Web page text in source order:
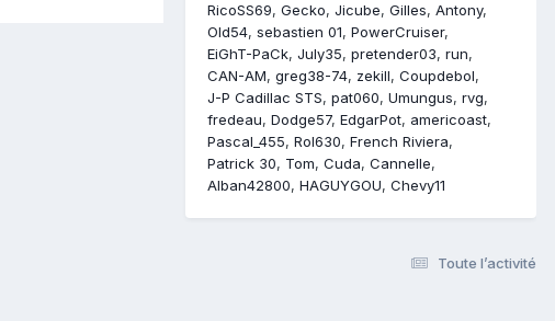
RicoSS69 Gecko Jicube Gilles Antony
Old54 sebastien 01 PowerCruiser
EiGhT-PaCk July35 pretender03 run
CAN-AM greg38-74 zekill Coupdebol
J-P Cadillac STS pat060 Umungus rvg
fredeau Dodge57 EdgarPot americoast
Pascal_455 Rol630 French Riviera
Patrick 30
Tom Cuda Cannelle
Alban42800 HAGUYGOU Chevy11
Toute l’activité